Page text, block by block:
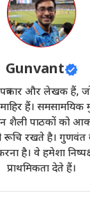
Gunvant
और लेखक हैं,
हैं। समसामयिक
पाठकों को
रूचि रखते है। गुणवंत
है। वे हमेशा
प्राथमिकता देते हैं।